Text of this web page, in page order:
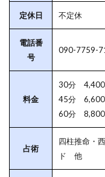
定休日 不定休
電話番
号
090-7759-
料金
30分 4,400
45分
60分 8,800
占術
四柱推命・
ド 他